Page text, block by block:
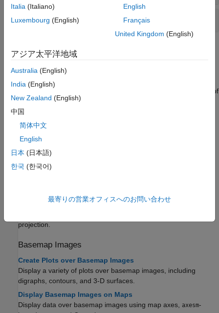
Printing
Topics
Map Frame
The map frame is the outline of the limits of a map. The shape of
the frame is characteristic of the projection.
Map and Frame Limits
The map latitude and longitude limits define the extents of the
geodata to display. The frame limits control how the frame fits
Map limits have properties that enable you to specify your map
The map grid is the display of meridians and parallels. The
projection.
Basemap Images
Create Plots over Basemap Images
Display a variety of plots over basemap images, including
digraphs, contours, and 3-D surfaces.
Display Basemap Images on Maps
Display data over basemap images using map axes,
axesm-
Italia (Italiano)
Luxembourg (English)
English
Français
United Kingdom (English)
アジア太平洋地域
Australia (English)
India (English)
New Zealand (English)
中国
简体中文
English
日本 (日本語)
한국 (한국어)
最寄りの営業オフィスへのお問い合わせ